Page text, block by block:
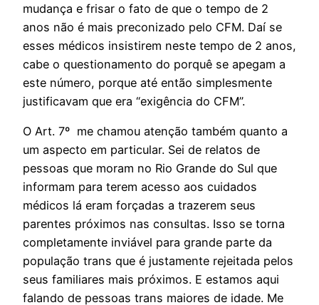
mudança e frisar o fato de que o tempo de 2
anos não é mais preconizado pelo CFM. Daí se
esses médicos insistirem neste tempo de 2 anos,
cabe o questionamento do porquê se apegam a
este número, porque até então simplesmente
justificavam que era “exigência do CFM”.
O Art. 7º me chamou atenção também quanto a
um aspecto em particular. Sei de relatos de
pessoas que moram no Rio Grande do Sul que
informam para terem acesso aos cuidados
médicos lá eram forçadas a trazerem seus
parentes próximos nas consultas. Isso se torna
completamente inviável para grande parte da
população trans que é justamente rejeitada pelos
seus familiares mais próximos. E estamos aqui
falando de pessoas trans maiores de idade. Me